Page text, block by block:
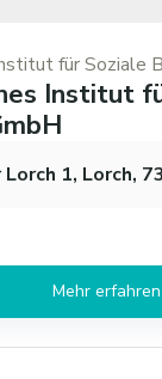
für Soziale
Institut
1, Lorch,
Mehr erfahren